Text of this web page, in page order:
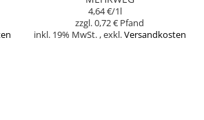
4,64 €/1l
0,72 €
inkl. 19% MwSt. ,exkl.Versandkosten